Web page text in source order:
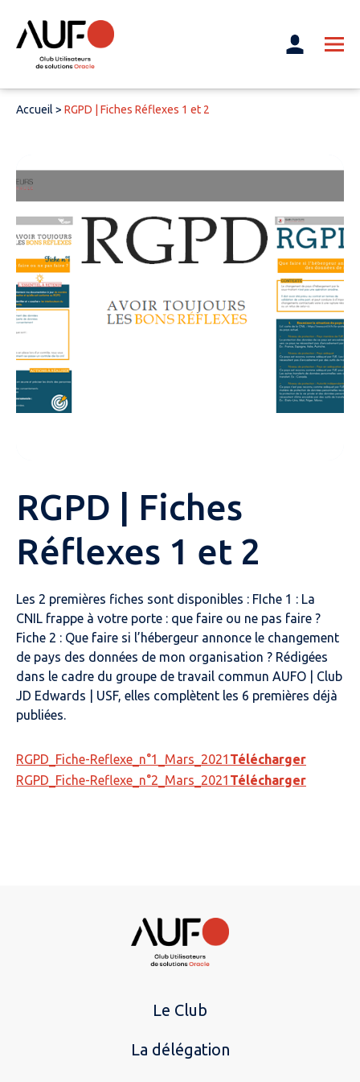
Accueil > RGPD | Fiches Réflexes 1 et 2
RGPD | Fiches
Réflexes 1 et 2
Les 2 premières fiches sont disponibles : FIche 1 : La
CNIL frappe à votre porte : que faire ou ne pas faire ?
Fiche 2 : Que faire si l’hébergeur annonce le changement
de pays des données de mon organisation ? Rédigées
dans le cadre du groupe de travail commun AUFO | Club
JD Edwards | USF, elles complètent les 6 premières déjà
publiées.
RGPD_Fiche-Reflexe_n°1_Mars_2021 Télécharger
RGPD_Fiche-Reflexe_n°2_Mars_2021 Télécharger
Le Club
La délégation